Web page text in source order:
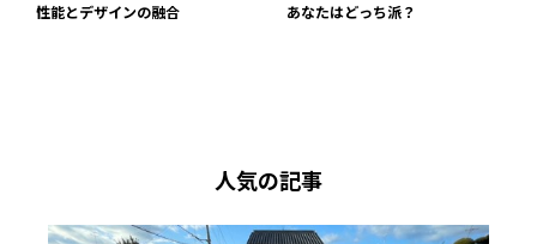
性能とデザインの融合 あなたはどっち派？
人気の記事